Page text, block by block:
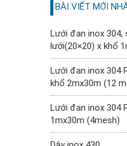
BÀI VIẾT MỚI
Lưới đan inox 304,
lưới(20×20) x khổ
Lưới đan inox 304
khổ 2mx30m (12
Lưới đan inox 304
1mx30m (4mesh)